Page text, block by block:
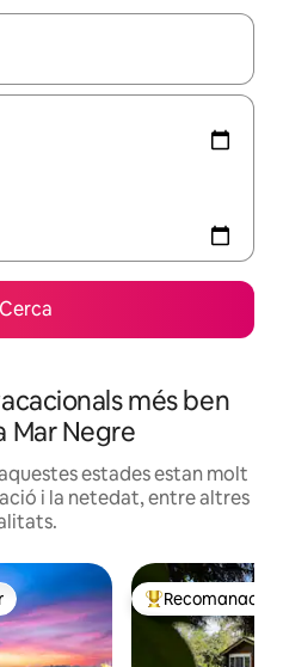
podràs navegar-hi a
Cerca
més ben
Mar Negre
estades estan molt
i la netedat, entre altres
viatgers Principals
Recomanació